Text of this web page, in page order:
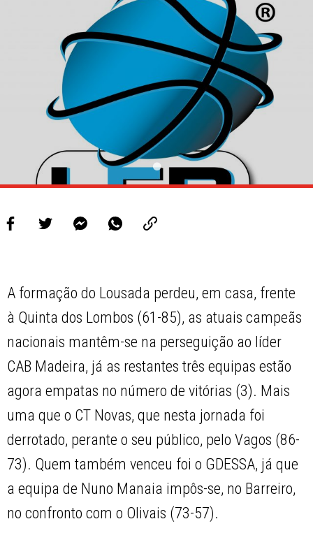
LIGA BETCLIC FEMININA
A formação do Lousada perdeu, em casa, frente
à Quinta dos Lombos (61-85), as atuais campeãs
nacionais mantêm-se na perseguição ao líder
CAB Madeira, já as restantes três equipas estão
agora empatas no número de vitórias (3). Mais
uma que o CT Novas, que nesta jornada foi
derrotado, perante o seu público, pelo Vagos (86-
73). Quem também venceu foi o GDESSA, já que
a equipa de Nuno Manaia impôs-se, no Barreiro,
no confronto com o Olivais (73-57).